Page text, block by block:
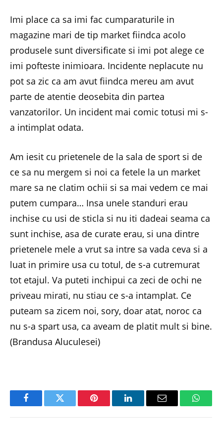
Imi place ca sa imi fac cumparaturile in
magazine mari de tip market fiindca acolo
produsele sunt diversificate si imi pot alege ce
imi pofteste inimioara. Incidente neplacute nu
pot sa zic ca am avut fiindca mereu am avut
parte de atentie deosebita din partea
vanzatorilor. Un incident mai comic totusi mi s-
a intimplat odata.
Am iesit cu prietenele de la sala de sport si de
ce sa nu mergem si noi ca fetele la un market
mare sa ne clatim ochii si sa mai vedem ce mai
putem cumpara… Insa unele standuri erau
inchise cu usi de sticla si nu iti dadeai seama ca
sunt inchise, asa de curate erau, si una dintre
prietenele mele a vrut sa intre sa vada ceva si a
luat in primire usa cu totul, de s-a cutremurat
tot etajul. Va puteti inchipui ca zeci de ochi ne
priveau mirati, nu stiau ce s-a intamplat. Ce
puteam sa zicem noi, sory, doar atat, noroc ca
nu s-a spart usa, ca aveam de platit mult si bine.
(Brandusa Aluculesei)
FacebookTwitter Pinterest LinkedInEmail